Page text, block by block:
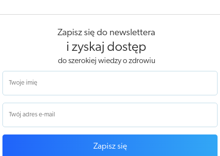
Zapisz się do newslettera
i zyskaj dostęp
do szerokiej wiedzy o zdrowiu
Zapisz się